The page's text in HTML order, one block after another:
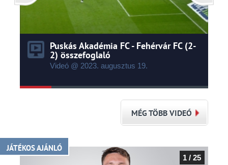
Puskás Akadémia FC - Fehérvár FC (2-
2) összefoglaló
Videó @ 2023. augusztus 19.
MÉG TÖBB VIDEÓ
JÁTÉKOS AJÁNLÓ
1 / 25